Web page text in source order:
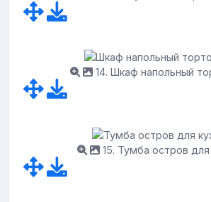
14. Шкаф напольный
15. Тумба остров для